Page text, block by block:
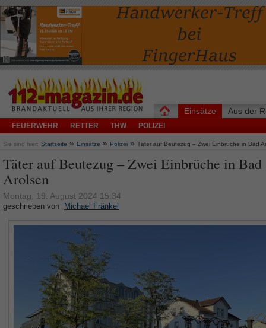
Einsätze
FEUERWEHR RETTER THW POLIZEI
Aus der
Sie sind hier: Startseite » Einsätze » Polizei » Täter auf Beutezug – Zwei Einbrüche in Bad
Täter auf Beutezug – Zwei Einbrüche in Bad
Arolsen
Montag, 19. August 2024 15:34
geschrieben von Michael Fränkel